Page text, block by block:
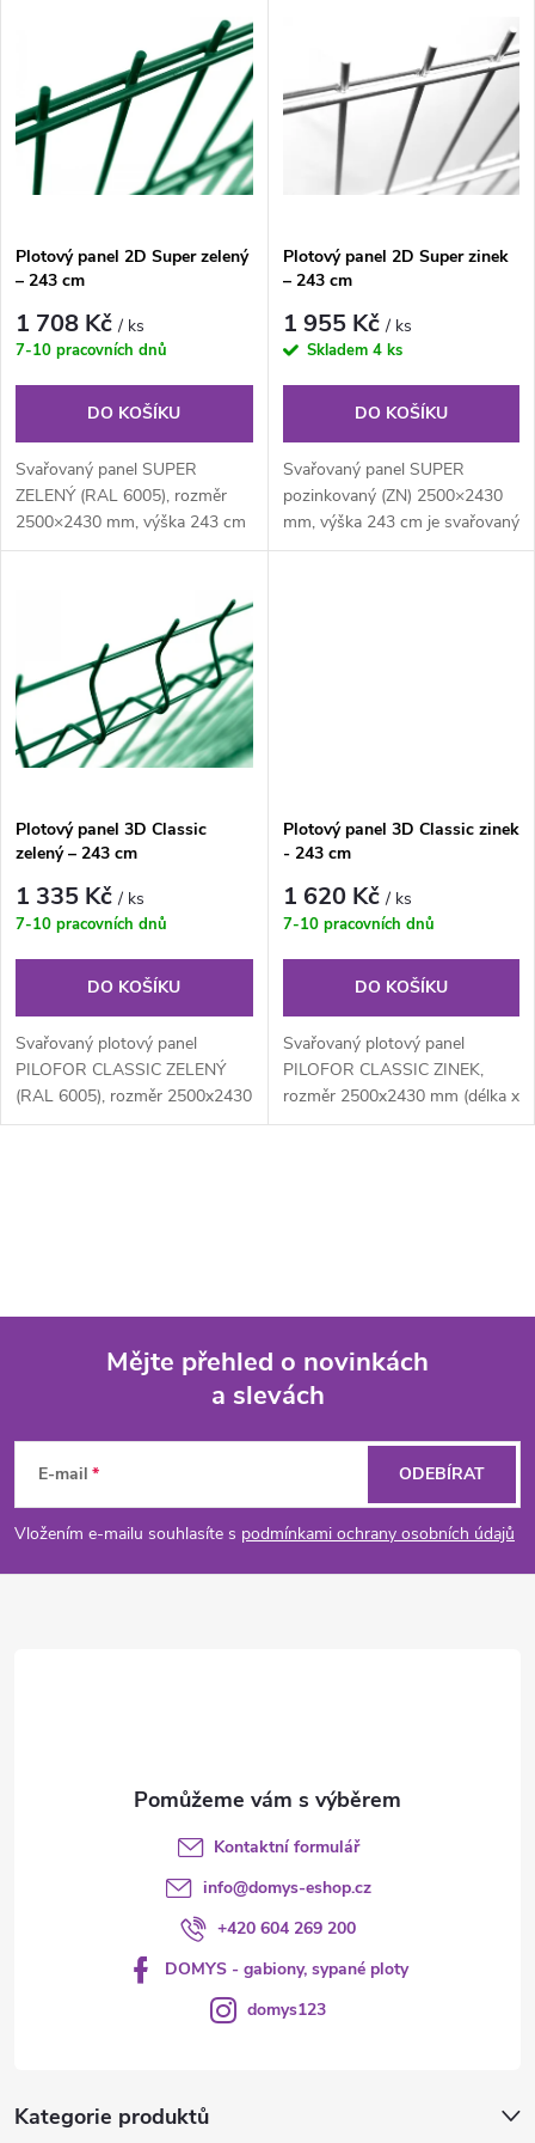
e
n
p
r
o
d
u
ů
Nejprodávanější
Abecedně
p
s
p
r
d
u
t
ů
Plotový panel 2D Super zelený
– 243 cm
1 708 Kč/ ks
7-10 pracovních dnů
DO KOŠÍKU
Svařovaný panel SUPER
ZELENÝ (RAL 6005), rozměr
2500×2430 mm, výška 243 cm
je svařovaný plotový panel o
Plotový panel 2D Super zinek
– 243 cm
1 955 Kč/ ks
Skladem 4 ks
DO KOŠÍKU
Svařovaný panel SUPER
pozinkovaný (ZN) 2500×2430
mm, výška 243 cm je svařovaný
pozinkovaný plotový panel o
Plotový panel 3D Classic
zelený – 243 cm
1 335 Kč/ ks
7-10 pracovních dnů
DO KOŠÍKU
Svařovaný plotový panel
PILOFOR CLASSIC ZELENÝ
(RAL 6005), rozměr 2500x2430
mm (délka x výška) je
Plotový panel 3D Classic zinek
- 243 cm
1 620 Kč/ ks
7-10 pracovních dnů
DO KOŠÍKU
Svařovaný plotový panel
PILOFOR CLASSIC ZINEK,
rozměr 2500x2430 mm (délka x
výška) je svařovaný plotový
a
í
p
p
a
Mějte přehled o novinkách
a slevách
E-mail
Vložením e-mailu souhlasíte s podmínkami ochrany osobních údajů
ODEBÍRAT
Kategorie produktů
Kontaktní formulář
info@domys-eshop.cz
+420 604 269 200
DOMYS - gabiony, sypané ploty
domys123